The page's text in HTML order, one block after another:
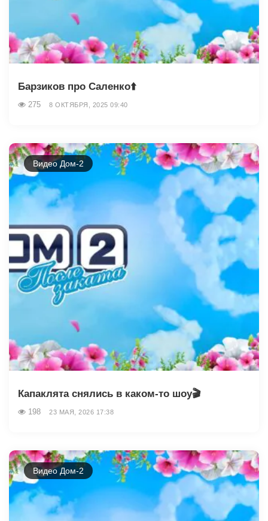
Барзиков про Саленко⬆️
275 8 ОКТЯБРЯ, 2025 09:40
Видео Дом-2
Капаклята снялись в каком-то шоу🎬
198 23 МАЯ, 2026 17:38
Видео Дом-2